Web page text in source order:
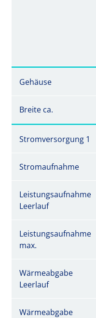
Gehäuse
Breite ca.
Stromversorgung 1
Stromaufnahme
Leistungsaufnahme
Leerlauf
Leistungsaufnahme
max.
Wärmeabgabe
Leerlauf
Wärmeabgabe